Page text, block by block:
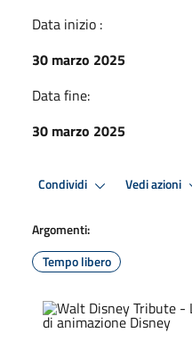
Data inizio :
30 marzo 2025
Data fine:
30 marzo 2025
Condividi Vedi azioni
Argomenti:
Tempo libero